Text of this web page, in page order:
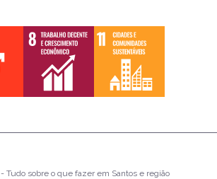
- Tudo sobre o que fazer em Santos e região